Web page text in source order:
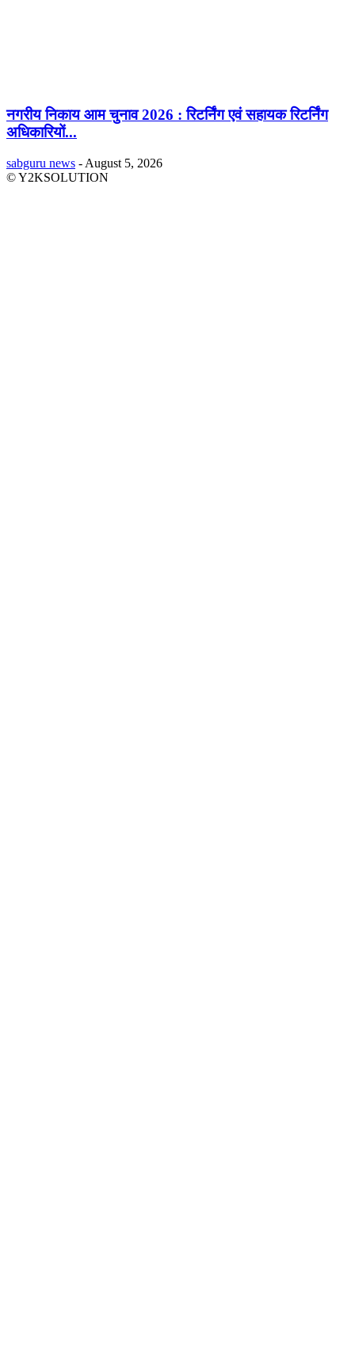
नगरीय निकाय आम चुनाव 2026 : रिटर्निंग एवं सहायक रिटर्निंग
अधिकारियों...
sabguru news - August 5, 2026
© Y2KSOLUTION